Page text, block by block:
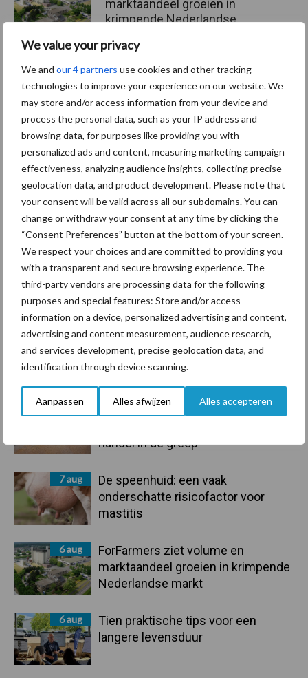
We value your privacy
We and our 4 partners use cookies and other tracking
technologies to improve your experience on our website. We
may store and/or access information from your device and
process the personal data, such as your IP address and
browsing data, for purposes like providing you with
personalized ads and content, measuring marketing campaign
effectiveness, analyzing audience insights, collecting precise
geolocation data, and product development. Please note that
your consent will be valid across all our subdomains. You can
change or withdraw your consent at any time by clicking the
“Consent Preferences” button at the bottom of your screen.
We respect your choices and are committed to providing you
with a transparent and secure browsing experience. The
third-party vendors are processing data for the following
purposes and special features: Store and/or access
information on a device, personalized advertising and content,
advertising and content measurement, audience research,
and services development, precise geolocation data, and
identification through device scanning.
Aanpassen Alles afwijzen Alles accepteren
Primaire
Sidebar
Recent nieuws Partner nieuws
Grondstoffenmarkt blijft grillig:
handel in de greep
7 aug
De speenhuid: een vaak
onderschatte risicofactor voor
mastitis
6 aug
ForFarmers ziet volume en
marktaandeel groeien in krimpende
Nederlandse markt
6 aug
Tien praktische tips voor een
langere levensduur
marktaandeel groeien in
krimpende Nederlandse
Themapagina's
Diergezondheid Bemesting Fokkerij
Bedrijfsnieuws
Ligbox &
Voerhekken
Toon meer